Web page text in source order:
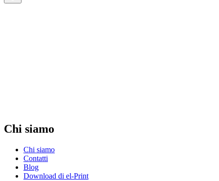
Chi siamo
Chi siamo
Contatti
Blog
Download di el-Print